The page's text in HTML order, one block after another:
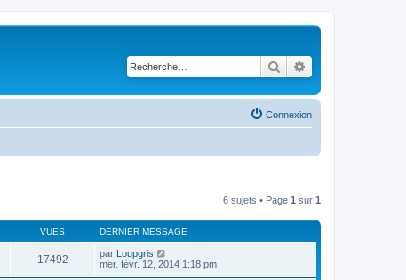
Rechercher
Connexion
6 sujets • Page 1 sur 1
VUES DERNIER MESSAGE
17492 par Loupgris
mer. févr. 12, 2014 1:18 pm